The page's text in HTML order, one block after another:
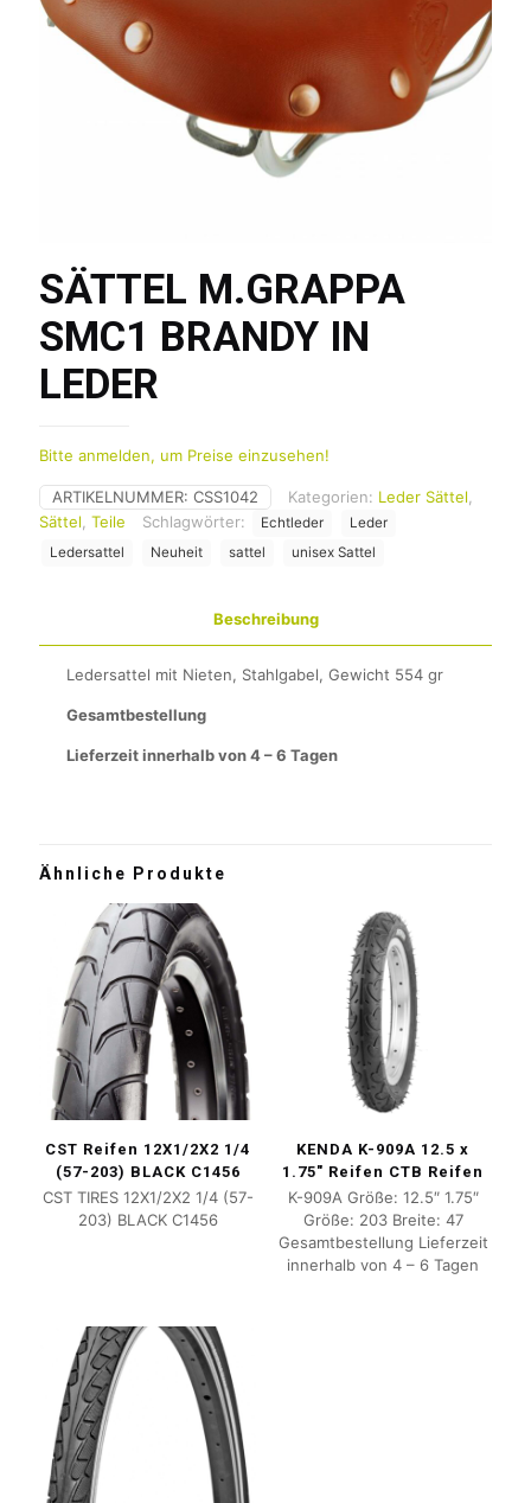
SÄTTEL M.GRAPPA
SMC1 BRANDY IN
LEDER
Bitte anmelden, um Preise einzusehen!
ARTIKELNUMMER: CSS1042 Kategorien: Leder Sättel
Sättel Teile Schlagwörter: Echtleder
Leder
Ledersattel
Neuheit sattel unisex Sattel
Beschreibung
Ledersattel mit Nieten, Stahlgabel, Gewicht 554 gr
Gesamtbestellung
Lieferzeit innerhalb von 4 – 6 Tagen
Ähnliche Produkte
CST Reifen 12X1/2X2 1/4
(57-203) BLACK C1456
CST TIRES 12X1/2X2 1/4 (57-
203) BLACK C1456
KENDA K-909A 12.5 x
1.75″ Reifen CTB Reifen
K-909A Größe: 12.5″ 1.75″
Größe: 203 Breite: 47
Gesamtbestellung Lieferzeit
innerhalb von 4 – 6 Tagen